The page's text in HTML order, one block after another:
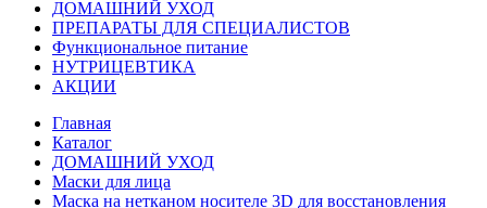
ДОМАШНИЙ УХОД
ПРЕПАРАТЫ ДЛЯ СПЕЦИАЛИСТОВ
Функциональное питание
НУТРИЦЕВТИКА
АКЦИИ
Главная
Каталог
ДОМАШНИЙ УХОД
Маски для лица
Маска на нетканом носителе 3D для восстановления